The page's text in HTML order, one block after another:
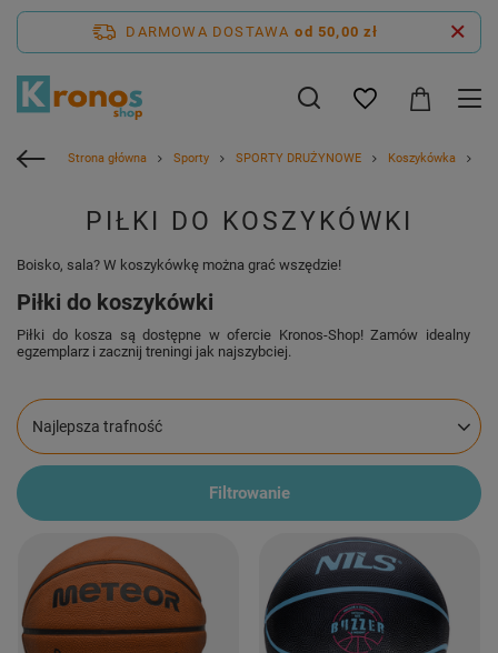
DARMOWA DOSTAWA od 50,00 zł
Strona główna Sporty SPORTY DRUŻYNOWE Koszykówka
PIŁKI DO KOSZYKÓWKI
Boisko, sala? W koszykówkę można grać wszędzie!
Piłki do koszykówki
Piłki do kosza są dostępne w ofercie Kronos-Shop! Zamów idealny
egzemplarz i zacznij treningi jak najszybciej.
Zmień sortowanie
Najlepsza trafność
Filtrowanie